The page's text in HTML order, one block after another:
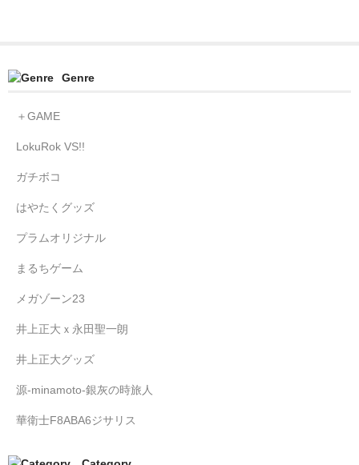
Genre
＋GAME
LokuRok VS!!
ガチボコ
はやたくグッズ
プラムオリジナル
まるちゲーム
メガゾーン23
井上正大ｘ永田聖一朗
井上正大グッズ
源-minamoto-銀灰の時旅人
華衛士F8ABA6ジサリス